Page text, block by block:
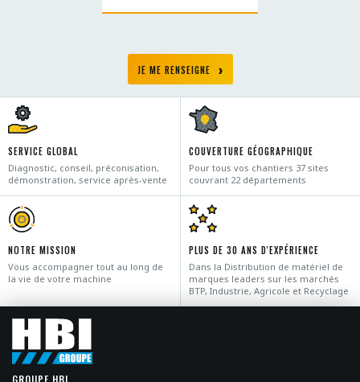
JE ME RENSEIGNE
SERVICE GLOBAL
Diagnostic, conseil, préconisation,
démonstration, service après-vente
COUVERTURE GÉOGRAPHIQUE
Pour tous vos chantiers 37 sites
couvrant 22 départements
NOTRE MISSION
Vous accompagner tout au long de
la vie de votre machine
PLUS DE 30 ANS D'EXPÉRIENCE
Dans la Distribution de matériel de
marques leaders sur les marchés
BTP, Industrie, Agricole et Recyclage